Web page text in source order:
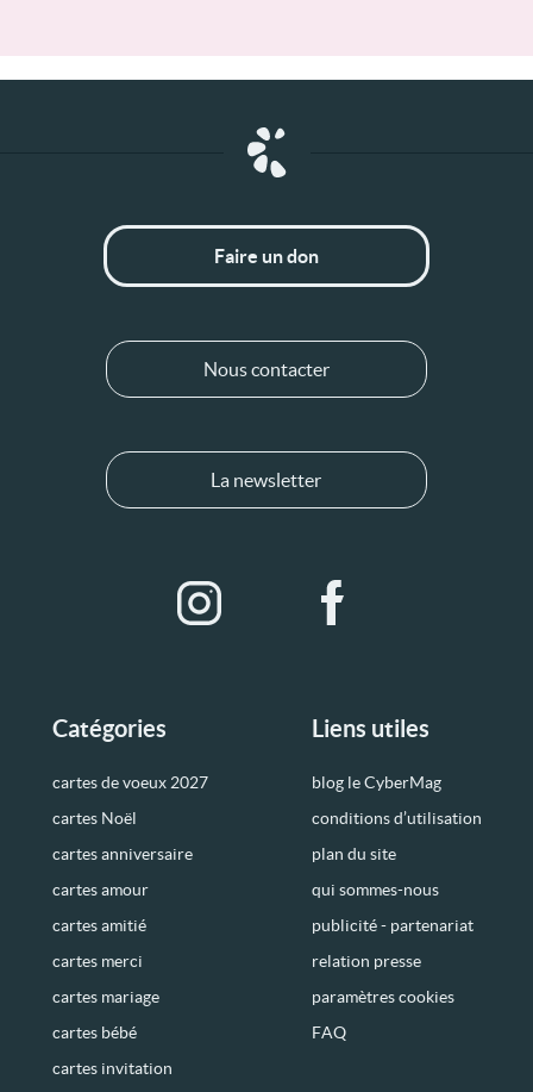
Catégories
cartes de voeux 2027
cartes Noël
cartes anniversaire
cartes amour
cartes amitié
cartes merci
cartes mariage
cartes bébé
cartes invitation
Liens utiles
blog le CyberMag
conditions d’utilisation
plan du site
qui sommes-nous
publicité - partenariat
relation presse
paramètres cookies
FAQ
Faire un don
Nous contacter
La newsletter